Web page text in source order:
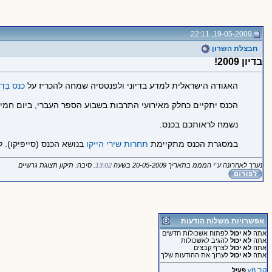
19-05-2009, 22:11
חבצלת השרון
בדיון 2009!
האגודה הישראלית למדע בדיוני ולפנטסיה שמחה להכריז על כנס בִּדְיוֹן
הכנס יתקיים כחלק מאירועי התרבות בשבוע הספר העברי, ביום חמישי, ה-‏11 ביוני 2009 בספריית ''שער ציון'' בית אריאלה, בתל-אביב החל
נשמח לראותכם בכנס.
במסגרת הכנס מתקיימת תחרות שירי הייקו בנושא הכנס (סייפיקו).
נערך לאחרונה ע"י המממ בתאריך 20-05-2009 בשעה 13:02 . סיבה: תיקון תצוגת גרשיים
אפשרויות משלוח הודעות
אתה לא יכוללפתוח אשכולות חדשים
אתה לא יכוללהגיב לאשכולות
אתה לא יכוללצרף קבצים
אתה לא יכוללערוך את ההודעות שלך
קוד vB פעיל